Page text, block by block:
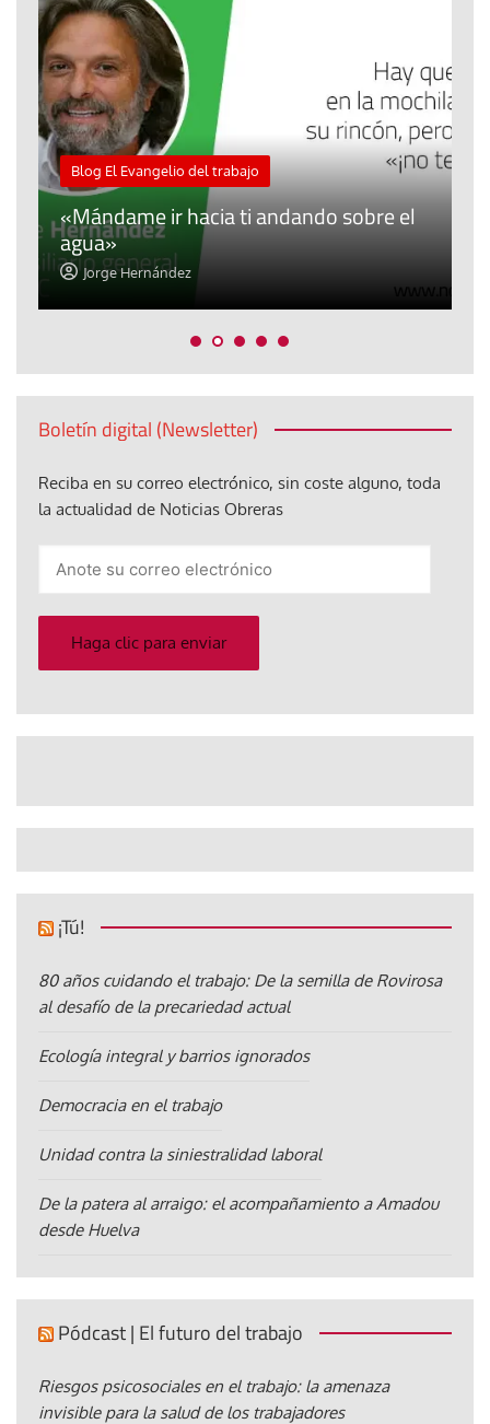
Blog El Evangelio del trabajo
«Mándame ir hacia ti andando sobre el
agua»
Jorge Hernández
Boletín digital (Newsletter)
Reciba en su correo electrónico, sin coste alguno, toda
la actualidad de Noticias Obreras
electrónico
Haga clic para enviar
¡Tú!
80 años cuidando el trabajo: De la semilla de Rovirosa
al desafío de la precariedad actual
Ecología integral y barrios ignorados
Democracia en el trabajo
Unidad contra la siniestralidad laboral
De la patera al arraigo: el acompañamiento a Amadou
desde Huelva
Pódcast | El futuro del trabajo
Riesgos psicosociales en el trabajo: la amenaza
invisible para la salud de los trabajadores